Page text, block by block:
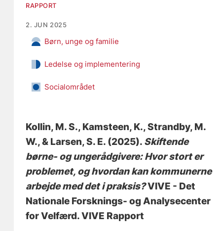
RAPPORT
2. JUN 2025
Børn, unge og familie
Ledelse og implementering
Socialområdet
Kollin, M. S., Kamsteen, K., Strandby, M.
W., & Larsen, S. E. (2025). Skiftende
børne- og ungerådgivere: Hvor stort er
problemet, og hvordan kan kommunerne
arbejde med det i praksis?VIVE - Det
Nationale Forsknings- og Analysecenter
for Velfærd. VIVE Rapport